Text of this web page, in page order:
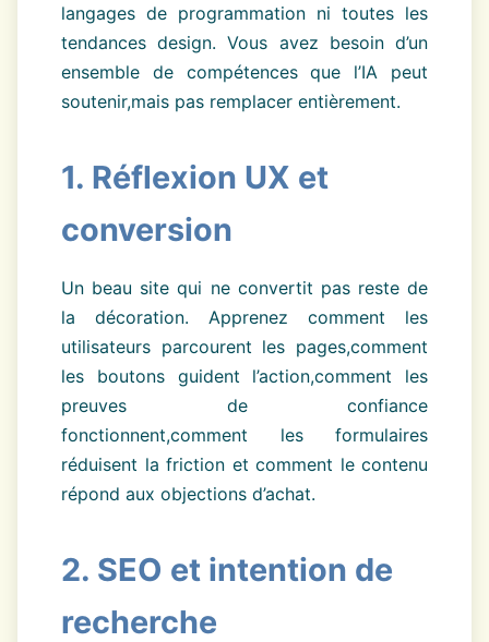
langages de programmation ni toutes les
tendances design. Vous avez besoin d’un
ensemble de compétences que l’IA peut
soutenir,mais pas remplacer entièrement.
1. Réflexion UX et
conversion
Un beau site qui ne convertit pas reste de
la décoration. Apprenez comment les
utilisateurs parcourent les pages,comment
les boutons guident l’action,comment les
preuves de confiance
fonctionnent,comment les formulaires
réduisent la friction et comment le contenu
répond aux objections d’achat.
2. SEO et intention de
recherche